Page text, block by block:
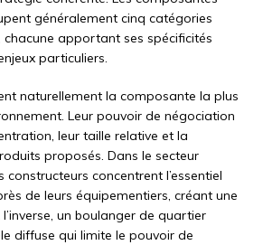
généralement cinq catégories
chacune apportant ses spécificités
particuliers.
naturellement la composante la plus
Leur pouvoir de négociation
leur taille relative et la
proposés. Dans le secteur
concentrent l’essentiel
de leurs équipementiers, créant une
un boulanger de quartier
diffuse qui limite le pouvoir de